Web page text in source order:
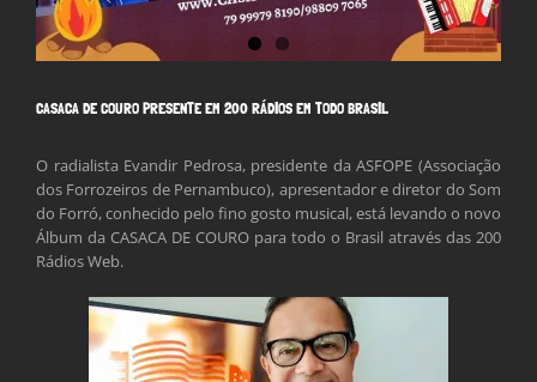
CASACA DE COURO PRESENTE EM 200 RÁDIOS EM TODO BRASIL
O radialista Evandir Pedrosa, presidente da ASFOPE (Associação
dos Forrozeiros de Pernambuco), apresentador e diretor do Som
do Forró, conhecido pelo fino gosto musical, está levando o novo
Álbum da CASACA DE COURO para todo o Brasil através das 200
Rádios Web.